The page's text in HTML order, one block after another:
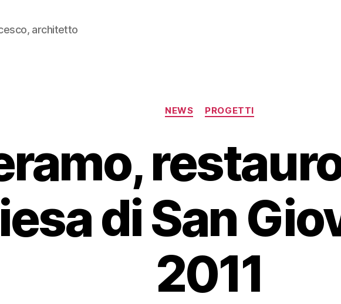
architetto
Categorie
NEWS PROGETTI
di San
2011